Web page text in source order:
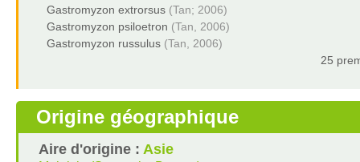
Gastromyzon extrorsus (Tan; 2006)
Gastromyzon psiloetron (Tan, 2006)
Gastromyzon russulus (Tan, 2006)
25
Origine géographique
Aire d'origine : Asie